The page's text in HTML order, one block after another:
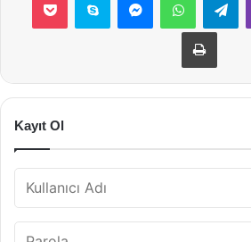
Yazdır
Kayıt Ol